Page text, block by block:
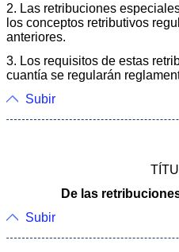
2. Las retribuciones
los conceptos retributivos
anteriores.
3. Los requisitos de estas
cuantía se regularán
Subir
De las
Subir